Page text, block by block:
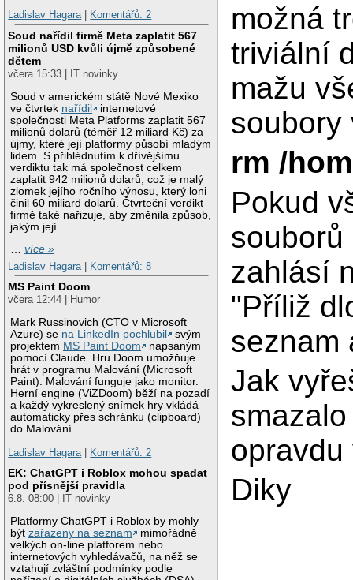
Ladislav Hagara| Komentářů: 2
Soud nařídil firmě Meta zaplatit 567
milionů USD kvůli újmě způsobené
dětem
včera 15:33 | IT novinky
Soud v americkém státě Nové Mexiko
ve čtvrtek nařídil
internetové
společnosti Meta Platforms zaplatit 567
milionů dolarů (téměř 12 miliard Kč) za
újmy, které její platformy působí mladým
lidem. S přihlédnutím k dřívějšímu
verdiktu tak má společnost celkem
zaplatit 942 milionů dolarů, což je malý
zlomek jejího ročního výnosu, který loni
činil 60 miliard dolarů. Čtvrteční verdikt
firmě také nařizuje, aby změnila způsob,
jakým její
…více »
Ladislav Hagara
Komentářů: 8
MS Paint Doom
včera 12:44 | Humor
Mark Russinovich (CTO v Microsoft
Azure) se na LinkedIn pochlubil
svým
projektem MS Paint Doom
napsaným
pomocí Claude. Hru Doom umožňuje
hrát v programu Malování (Microsoft
Paint). Malování funguje jako monitor.
Herní engine (ViZDoom) běží na pozadí
a každý vykreslený snímek hry vkládá
automaticky přes schránku (clipboard)
do Malování.
Ladislav Hagara
Komentářů: 2
EK: ChatGPT i Roblox mohou spadat
pod přísnější pravidla
6.8. 08:00 | IT novinky
Platformy ChatGPT i Roblox by mohly
býtzařazeny na seznam
mimořádně
velkých on-line platforem nebo
internetových vyhledávačů, na něž se
vztahují zvláštní podmínky podle
možná
triviální
mažu
soubory
rm /
Pokud
souborů
zahlásí
"Příliž
seznam
Jak
opravdu
Diky